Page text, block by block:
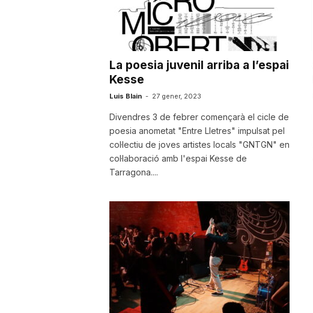
a
t
e
a
r
r
La poesia juvenil arriba a l’espai
Kesse
Luis Blain - 27 gener, 2023
Divendres 3 de febrer començarà el cicle de
poesia anometat "Entre Lletres" impulsat pel
col·lectiu de joves artistes locals "GNTGN" en
col·laboració amb l'espai Kesse de
Tarragona....